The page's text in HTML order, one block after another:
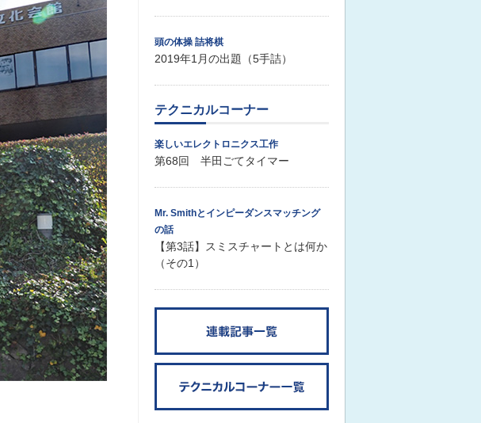
頭の体操 詰将棋
2019年1月の出題（5手詰）
テクニカルコーナー
楽しいエレクトロニクス工作
第68回 半田ごてタイマー
Mr. Smithとインピーダンスマッチング
の話
【第3話】スミスチャートとは何か
（その1）